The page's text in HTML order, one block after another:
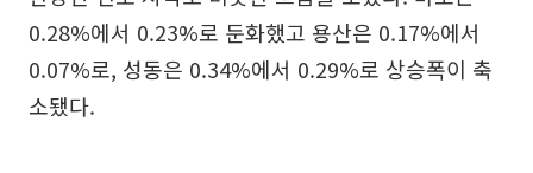
0.28%에서 0.23%로 둔화했고 용산은 0.17%에서
0.07%로, 성동은 0.34%에서 0.29%로 상승폭이 축
소됐다.